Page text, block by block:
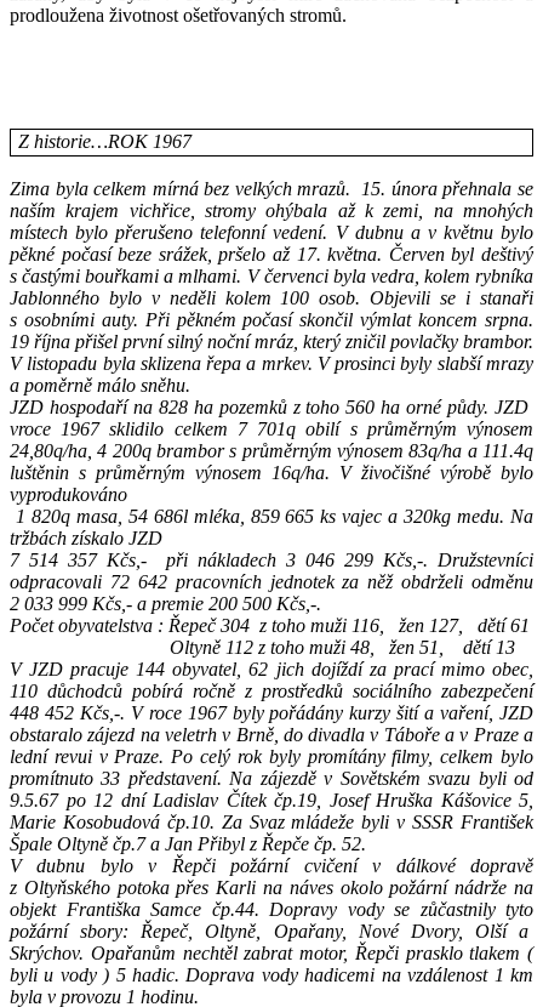
prodloužena životnost ošetřovaných stromů.
Z historie…ROK 1967
Zima byla celkem mírná bez velkých mrazů.
15. února přehnala se
naším krajem vichřice, stromy ohýbala až k zemi, na mnohých
místech bylo přerušeno telefonní vedení. V dubnu a v květnu bylo
pěkné počasí beze srážek, pršelo až 17. května. Červen byl deštivý
s častými bouřkami a mlhami. V červenci byla vedra, kolem rybníka
Jablonného bylo v neděli kolem 100 osob. Objevili se i stanaři
s osobními auty. Při pěkném počasí skončil výmlat koncem srpna.
19 října přišel první silný noční mráz, který zničil povlačky brambor.
V listopadu byla sklizena řepa a mrkev. V prosinci byly slabší mrazy
a poměrně málo sněhu.
JZD hospodaří na 828 ha pozemků z toho 560 ha orné půdy. JZD
vroce 1967 sklidilo celkem 7 701q obilí s průměrným výnosem
24,80q/ha, 4 200q brambor s průměrným výnosem 83q/ha a 111.4q
luštěnin s průměrným výnosem 16q/ha. V živočišné výrobě bylo
vyprodukováno
1 820q masa, 54 686l mléka, 859 665 ks vajec a 320kg medu. Na
tržbách získalo JZD
7 514 357 Kčs,-
při nákladech 3 046 299 Kčs,-. Družstevníci
odpracovali 72 642 pracovních jednotek za něž obdrželi odměnu
2 033 999 Kčs,- a premie 200 500 Kčs,-.
Počet obyvatelstva : Řepeč 304 z toho muži 116, žen 127,
dětí 61
Oltyně 112 z toho muži 48,
žen 51,
dětí 13
V JZD pracuje 144 obyvatel, 62 jich dojíždí za prací mimo obec,
110 důchodců pobírá ročně z prostředků sociálního zabezpečení
448 452 Kčs,-. V roce 1967 byly pořádány kurzy šití a vaření, JZD
obstaralo zájezd na veletrh v Brně, do divadla v Táboře a v Praze a
lední revui v Praze. Po celý rok byly promítány filmy, celkem bylo
promítnuto 33 představení. Na zájezdě v Sovětském svazu byli od
9.5.67 po 12 dní Ladislav Čítek čp.19, Josef Hruška Kášovice 5,
Marie Kosobudová čp.10. Za Svaz mládeže byli v SSSR František
Špale Oltyně čp.7 a Jan Přibyl z Řepče čp. 52.
V dubnu bylo v Řepči požární cvičení v dálkové dopravě
z Oltyňského potoka přes Karli na náves okolo požární nádrže na
objekt Františka Samce čp.44. Dopravy vody se zůčastnily tyto
požární sbory: Řepeč, Oltyně, Opařany, Nové Dvory, Olší a
Skrýchov. Opařanům nechtěl zabrat motor, Řepči prasklo tlakem (
byli u vody ) 5 hadic. Doprava vody hadicemi na vzdálenost 1 km
byla v provozu 1 hodinu.